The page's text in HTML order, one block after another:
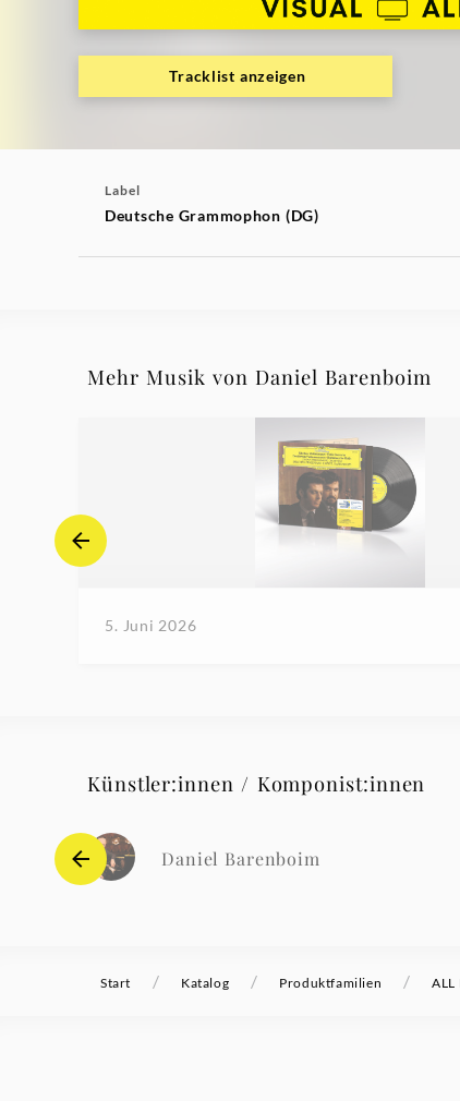
Tracklist anzeigen
Label
Deutsche Grammophon (DG)
Mehr Musik von Daniel Barenboim
5. Juni 2026
Künstler:innen / Komponist:innen
Daniel Barenboim
Start / Katalog / Produktfamilien / ALL